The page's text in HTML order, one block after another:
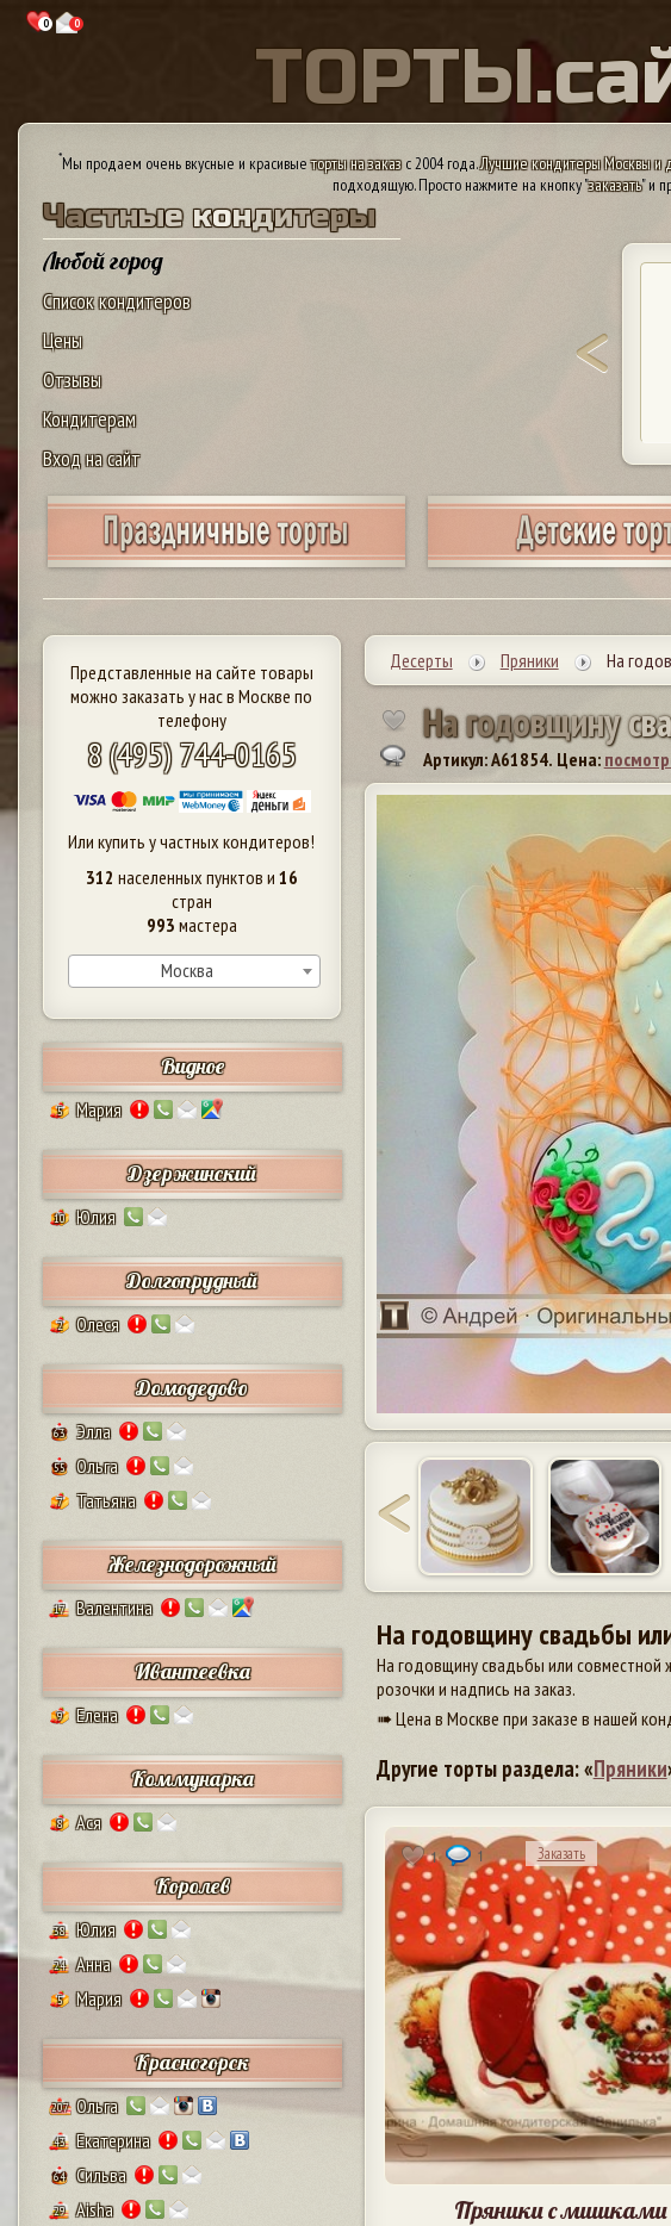
0 0
ТОРТЫ.са
*Мы продаем очень вкусные и красивыеторты на заказс 2004 года.Лучшие кондитеры Москвы и
подходящую. Просто нажмите на кнопку "заказать" и
Частные кондитеры
Любой город
Список кондитеров
Цены
Отзывы
Кондитерам
Вход на сайт
Представленные на сайте товары
можно заказать у нас в Москве по
телефону
8 (495) 744-0165
Или купить у частных кондитеров!
312 населенных пунктов и 16
стран
993 мастера
Москва
Видное
5 Мария
Дзержинский
10 Юлия
Долгопрудный
2 Олеся
Домодедово
63 Элла
55 Ольга
7 Татьяна
Железнодорожный
17 Валентина
Ивантеевка
9 Елена
Коммунарка
8 Ася
Королев
38 Юлия
24 Анна
5 Мария
Красногорск
207 Ольга
43 Екатерина
64 Сильва
29 Aisha
Десерты Пряники На
Нагодовщинусва
Артикул: A61854. Цена:
На годовщину свадьбы
На годовщину свадьбы или совместной
розочки и надпись на заказ.
➠ Цена в Москве при заказе в нашей
Другие торты раздела: «Пряники
1 1 Заказать
Пряники с мишками